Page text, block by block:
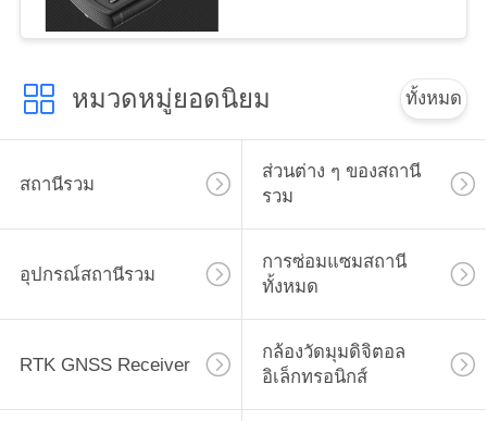
หมวดหมู่ยอดนิยม ทั้งหมด
สถานีรวม
ส่วนต่าง ๆ ของสถานี
รวม
อุปกรณ์สถานีรวม
การซ่อมแซมสถานี
ทั้งหมด
RTK GNSS Receiver
กล้องวัดมุมดิจิตอล
อิเล็กทรอนิกส์